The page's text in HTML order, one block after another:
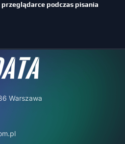
podczas pisania
Warszawa